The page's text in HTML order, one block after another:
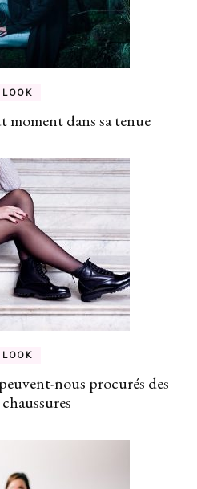
LOOK
moment dans sa tenue
LOOK
nous procurés des